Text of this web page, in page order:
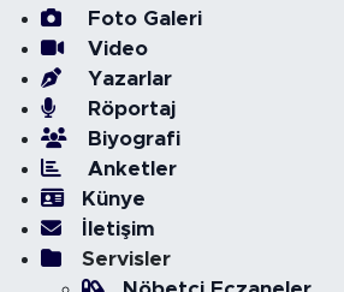
Foto Galeri
Video
Yazarlar
Röportaj
Biyografi
Anketler
Künye
İletişim
Servisler